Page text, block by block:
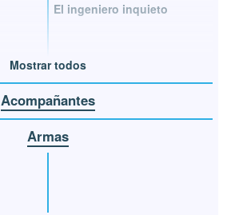
El ingeniero inquieto
Mostrar todos
Acompañantes
Armas